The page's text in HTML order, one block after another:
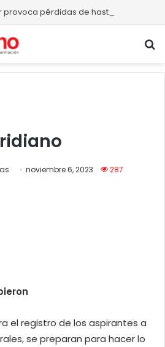
noviembre 6, 2023
287
el registro de los aspirantes a
se preparan para hacer lo